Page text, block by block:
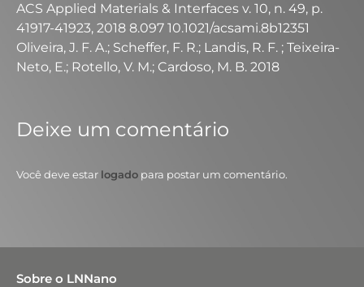
ACS Applied Materials & Interfaces v. 10, n. 49, p.
41917-41923, 2018 8.097 10.1021/acsami.8b12351
Oliveira, J. F. A.; Scheffer, F. R.; Landis, R. F. ; Teixeira-
Neto, E.; Rotello, V. M.; Cardoso, M. B. 2018
Deixe um comentário
Você deve estar logado para postar um comentário.
Sobre o LNNano